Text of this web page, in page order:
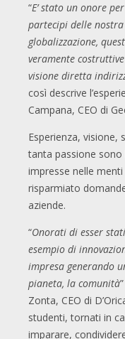
“E’ stato un onore
partecipi delle
globalizzazione,
veramente
visione diretta
così descrive
Campana, CEO di
Esperienza, visione,
tanta passione
impresse nelle
risparmiato
aziende.
“Onorati di esser
esempio di
impresa generando
pianeta, la comunità
Zonta, CEO di
studenti, tornati in
imparare,